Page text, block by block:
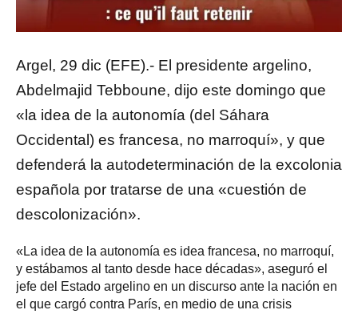
Argel, 29 dic (EFE).- El presidente argelino,
Abdelmajid Tebboune, dijo este domingo que
«la idea de la autonomía (del Sáhara
Occidental) es francesa, no marroquí», y que
defenderá la autodeterminación de la excolonia
española por tratarse de una «cuestión de
descolonización».
«La idea de la autonomía es idea francesa, no marroquí,
y estábamos al tanto desde hace décadas», aseguró el
jefe del Estado argelino en un discurso ante la nación en
el que cargó contra París, en medio de una crisis